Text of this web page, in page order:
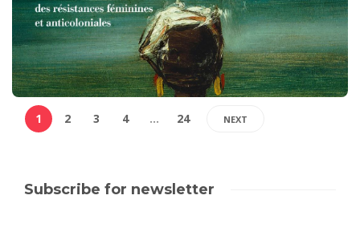
1 2 3 4 … 24 NEXT
Subscribe for newsletter